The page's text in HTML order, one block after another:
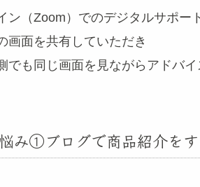
ン（Zoom）でのデジタルサポー
画面を共有していただき
でも同じ画面を見ながらアドバイ
み①ブログで商品紹介を